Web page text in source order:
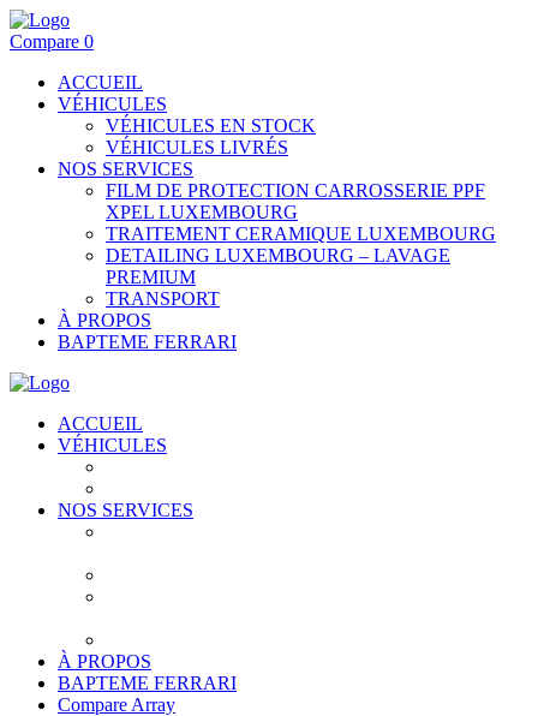
Compare 0
ACCUEIL
VÉHICULES
VÉHICULES EN STOCK
VÉHICULES LIVRÉS
NOS SERVICES
FILM DE PROTECTION CARROSSERIE PPF
XPEL LUXEMBOURG
TRAITEMENT CERAMIQUE LUXEMBOURG
DETAILING LUXEMBOURG – LAVAGE
PREMIUM
TRANSPORT
À PROPOS
BAPTEME FERRARI
ACCUEIL
VÉHICULES
NOS SERVICES
À PROPOS
BAPTEME FERRARI
Compare Array